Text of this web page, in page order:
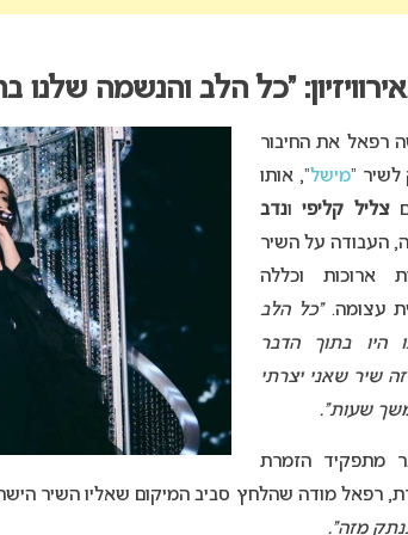
“כל הלב והנשמה שלנו
רפאל את החיבור
לשיר “מישל“, אותו
צליל קליפיונדב
העבודה על השיר
ארוכות וכללה
עצומה.“כל הלב
היו בתוך הדבר
שיר שאני יצרתי
שעות”.
מתפקיד הזמרת
רפאל מודה שהלחץ סביב המיקום שאליו השיר
מזה”.